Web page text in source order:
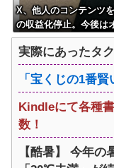
X、他人のコンテンツ
の収益化停止。今後は
実際にあったタ
「宝くじの1番
Kindleにて各種
数！
【酷暑】 今年